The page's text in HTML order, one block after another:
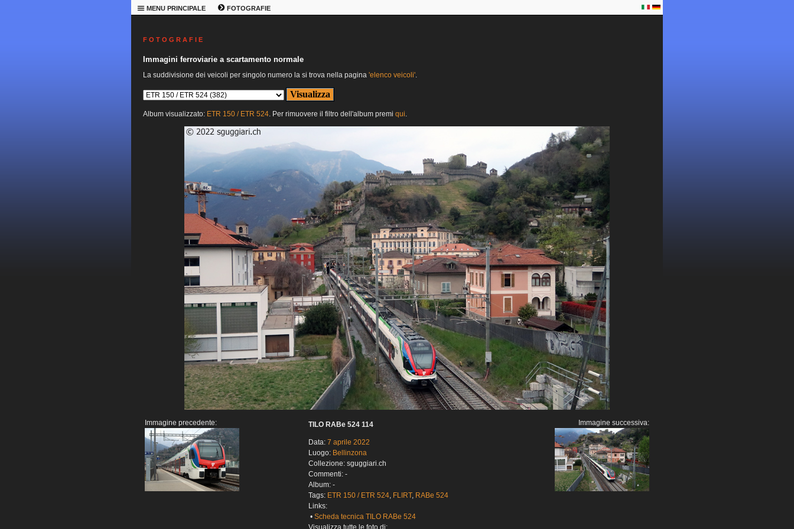
MENU PRINCIPALE FOTOGRAFIE
F O T O G R A F I E
Immagini ferroviarie a scartamento normale
La suddivisione dei veicoli per singolo numero la si trova nella pagina 'elenco veicoli'.
Album visualizzato: ETR 150 / ETR 524. Per rimuovere il filtro dell'album premi qui.
Immagine precedente: TILO RABe 524 114
Data: 7 aprile 2022
Luogo: Bellinzona
Collezione: sguggiari.ch
Commenti: -
Album: -
Tags: ETR 150 / ETR 524, FLIRT, RABe 524
Links:
• Scheda tecnica TILO RABe 524
Immagine successiva: